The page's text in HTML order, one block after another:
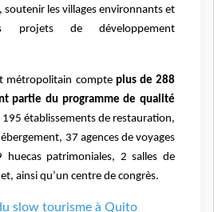
soutenir les villages environnants et
projets de développement
métropolitain compte plus de 288
partie du programme de qualité
établissements de restauration,
37 agences de voyages
patrimoniales, 2 salles de
ainsi qu’un centre de congrès.
slow tourisme à Quito